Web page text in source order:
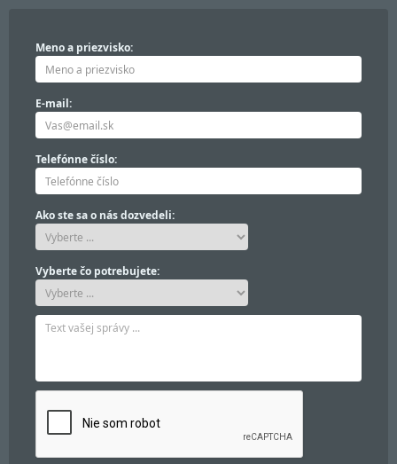
Meno a priezvisko:
E-mail:
Telefónne číslo:
Ako ste sa o nás dozvedeli:
Vyberte čo potrebujete: